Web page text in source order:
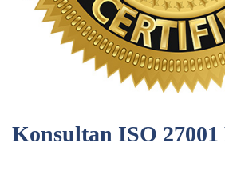
Konsultan ISO 27001